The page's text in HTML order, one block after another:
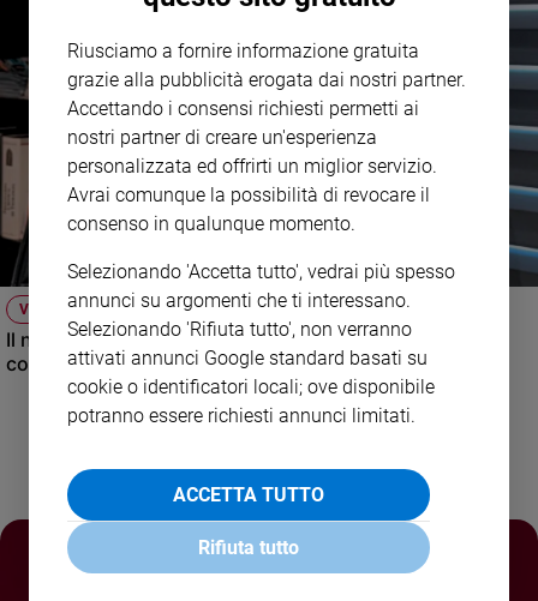
Contatti
Registrati
Redazione
VIDEO
Il nuovo numero di Famiglia Cristiana raccontato dal
condirettore.
Riusciamo a fornire informazione gratuita
grazie alla pubblicità erogata dai nostri partner.
Accettando i consensi richiesti permetti ai
nostri partner di creare un'esperienza
personalizzata ed offrirti un miglior servizio.
Avrai comunque la possibilità di revocare il
consenso in qualunque momento.
Selezionando 'Accetta tutto', vedrai più spesso
annunci su argomenti che ti interessano.
Selezionando 'Rifiuta tutto', non verranno
attivati annunci Google standard basati su
cookie o identificatori locali; ove disponibile
potranno essere richiesti annunci limitati.
ACCETTA TUTTO
Rifiuta tutto